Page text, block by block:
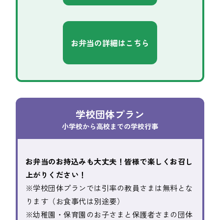
お弁当の詳細はこちら
学校団体プラン
小学校から高校までの学校行事
お弁当のお持込みも大丈夫！皆様で楽しくお召し
上がりください！
※学校団体プランでは引率の教員さまは無料とな
ります（お食事代は別途要）
※幼稚園・保育園のお子さまと保護者さまの団体